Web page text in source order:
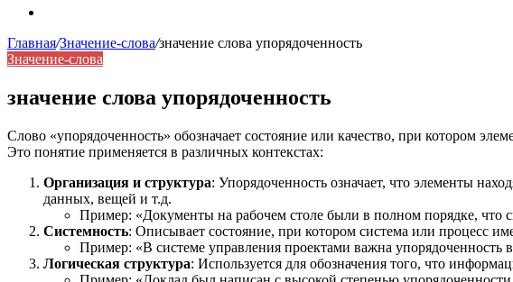
Главная/Значение-слова/значение слова упорядоченность
Значение-слова
значение слова упорядоченность
Слово «упорядоченность» обозначает состояние или качество, при котором
Это понятие применяется в различных контекстах:
Организация и структура: Упорядоченность означает, что элементы
данных, вещей и т.д.
Пример: «Документы на рабочем столе были в полном порядке, что
Системность: Описывает состояние, при котором система или процесс
Пример: «В системе управления проектами важна упорядоченность
Логическая структура: Используется для обозначения того, что